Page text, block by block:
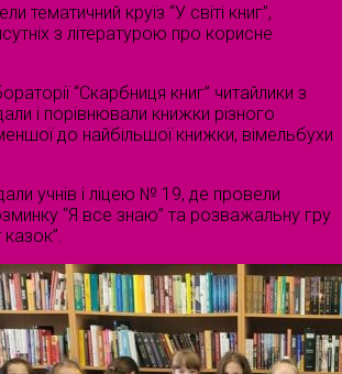
тематичний круїз “У світі книг”,
з літературою про корисне
“Скарбниця книг” читайлики з
і порівнювали книжки різного
до найбільшої книжки, вімельбухи
учнів і ліцею № 19, де провели
“Я все знаю” та розважальну гру